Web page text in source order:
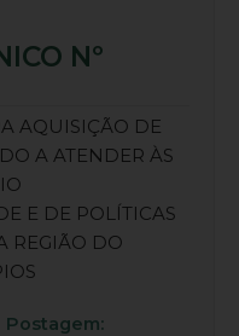
Nº
AQUISIÇÃO DE
A ATENDER ÀS
E DE POLÍTICAS
REGIÃO DO
Postagem: